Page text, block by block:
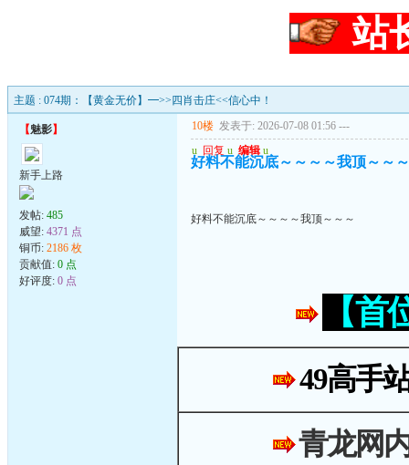
站
主题 : 074期：【黄金无价】━>>四肖击庄<<信心中！
【魅影】
新手上路
发帖: 485
威望: 4371 点
铜币: 2186 枚
贡献值: 0 点
好评度: 0 点
10楼 发表于: 2026-07-08 01:56 ---
u 回复 u 编辑 u
好料不能沉底～～～～我顶～～～
好料不能沉底～～～～我顶～～～
【
49高手
青龙网